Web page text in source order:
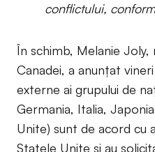
conflictului,
În schimb, Melanie
Canadei, a anunțat
externe ai grupului de
Germania, Italia,
Unite) sunt de acord cu
Statele Unite și au